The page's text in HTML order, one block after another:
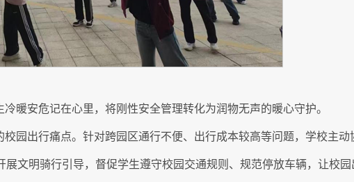
暖安危记在心里，将刚性安全管理转化为润物无声的暖心守护。
园出行痛点。针对跨园区通行不便、出行成本较高等问题，学校主动
文明骑行引导，督促学生遵守校园交通规则、规范停放车辆，让校